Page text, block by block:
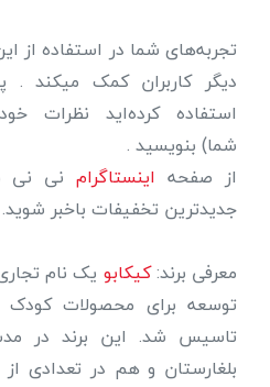
تجربه‌های شما در استفاده از
دیگر کاربران کمک میکند
استفاده کرده‌اید نظرات
شما) بنویسید .
از صفحه اینستاگرام نی نی
جدیدترین تخفیفات باخبر شوید.
معرفی برند:کیکابو یک نام
تاسیس شد. این برند در
بلغارستان و هم در تعدادی